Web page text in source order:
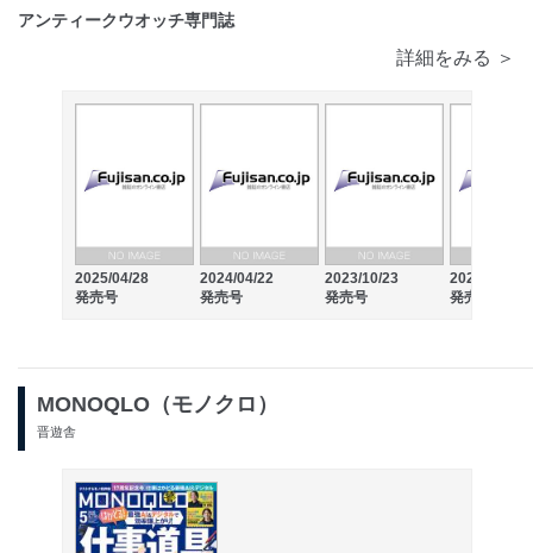
アンティークウオッチ専門誌
詳細をみる ＞
2025/04/28
発売号
2024/04/22
発売号
2023/10/23
発売号
2023/04/19
発売号
MONOQLO（モノクロ）
晋遊舎